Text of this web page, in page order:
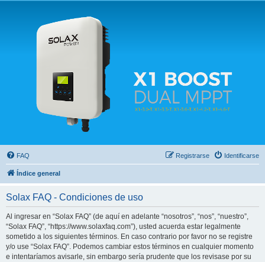
Solax FAQ
Lugar para intercambiar dudas sobre inversores solares Solax y temas relacionados.
FAQ Identificarse
Registrarse
Índice general
Solax FAQ - Condiciones de uso
Al ingresar en “Solax FAQ” (de aquí en adelante “nosotros”, “nos”, “nuestro”,
“Solax FAQ”, “https://www.solaxfaq.com”), usted acuerda estar legalmente
sometido a los siguientes términos. En caso contrario por favor no se registre
y/o use “Solax FAQ”. Podemos cambiar estos términos en cualquier momento
e intentaríamos avisarle, sin embargo sería prudente que los revisase por su